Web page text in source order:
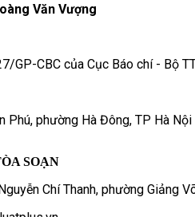
Văn Vượng
GP-CBC của Cục Báo chí - Bộ
Phú, phường Hà Đông, TP Hà Nội
SOẠN
Chí Thanh, phường Giảng